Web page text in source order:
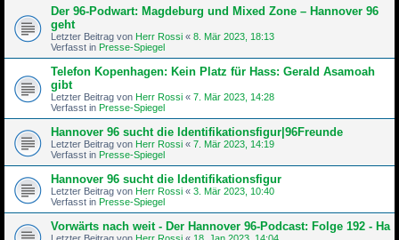
Der 96-Podwart: Magdeburg und Mixed Zone – Hannover 96
geht
Letzter Beitrag von Herr Rossi « 8. Mär 2023, 18:13
Verfasst in Presse-Spiegel
Telefon Kopenhagen: Kein Platz für Hass: Gerald Asamoah
gibt
Letzter Beitrag von Herr Rossi « 7. Mär 2023, 14:28
Verfasst in Presse-Spiegel
Hannover 96 sucht die Identifikationsfigur|96Freunde
Letzter Beitrag von Herr Rossi « 7. Mär 2023, 14:19
Verfasst in Presse-Spiegel
Hannover 96 sucht die Identifikationsfigur
Letzter Beitrag von Herr Rossi « 3. Mär 2023, 10:40
Verfasst in Presse-Spiegel
Vorwärts nach weit - Der Hannover 96-Podcast: Folge 192 - Ha
Letzter Beitrag von Herr Rossi « 18. Jan 2023, 14:04